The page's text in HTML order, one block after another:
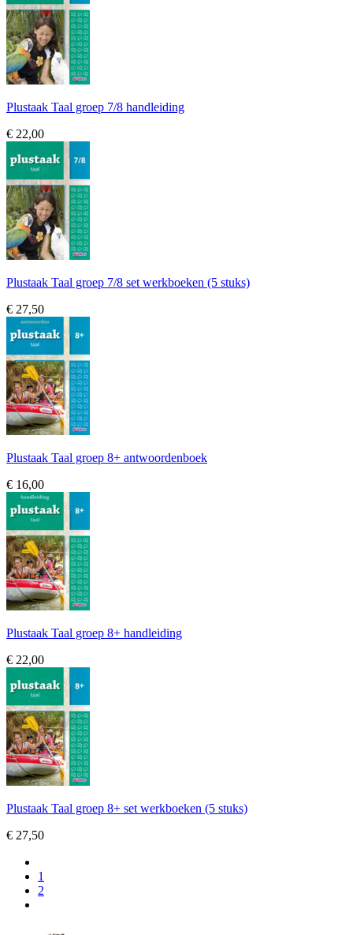
Plustaak Taal groep 7/8 handleiding
€ 22,00
Plustaak Taal groep 7/8 set werkboeken (5 stuks)
€ 27,50
Plustaak Taal groep 8+ antwoordenboek
€ 16,00
Plustaak Taal groep 8+ handleiding
€ 22,00
Plustaak Taal groep 8+ set werkboeken (5 stuks)
€ 27,50
1
2